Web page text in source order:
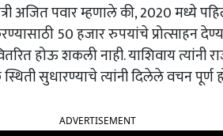
अजित पवार म्हणाले की, 2020 मध्ये
50 हजार रुपयांचे प्रोत्साहन
होऊ शकली नाही. याशिवाय त्यांनी
सुधारण्याचे त्यांनी दिलेले वचन
ADVERTISEMENT